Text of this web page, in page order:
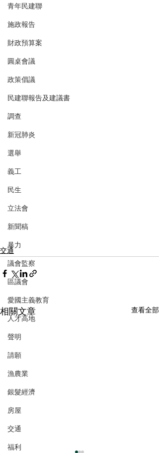
青年民建聯
施政報告
財政預算案
圓桌會議
政策倡議
民建聯報告及建議書
調查
新冠肺炎
選舉
義工
民生
立法會
新聞稿
暴力
議會監察
區議會
愛國主義教育
人才高地
聲明
請願
漁農業
銀髮經濟
房屋
交通
福利
交通
相關文章 查看全部